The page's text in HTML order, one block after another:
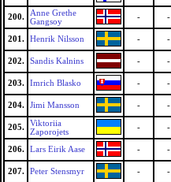
200.
Anne Grethe
Gangsoy
- -
201. Henrik Nilsson - -
202. Sandis Kalnins - -
203. Imrich Blasko - -
204. Jimi Mansson - -
205.
Viktoriia
Zaporojets
- -
206. Lars Eirik Aase - -
207. Peter Stensmyr - -